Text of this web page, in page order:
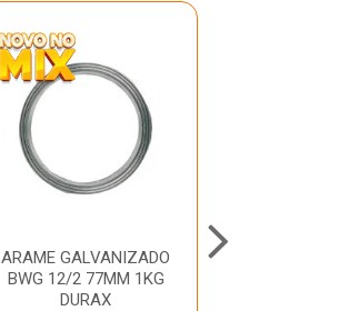
ARAME GALVANIZADO
BWG 12/2 77MM 1KG
DURAX